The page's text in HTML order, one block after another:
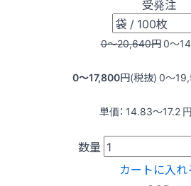
受発注
0〜20,640円0〜14
0〜17,800円(税抜) 0〜
単価： 14.83〜17.2
数量
カートに入れ